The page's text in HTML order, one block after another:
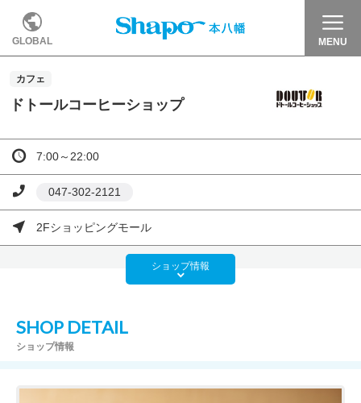
GLOBAL MENU
カフェ
ドトールコーヒーショップ
7:00～22:00
047-302-2121
2Fショッピングモール
ショップ情報
SHOP DETAIL
ショップ情報